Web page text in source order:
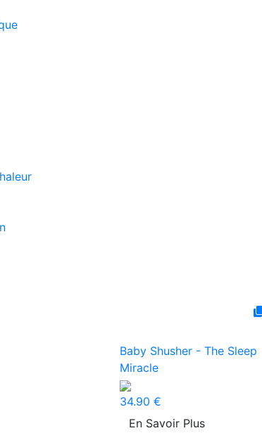
Baby Shusher - The Sleep
Miracle
34.90 €
En Savoir Plus